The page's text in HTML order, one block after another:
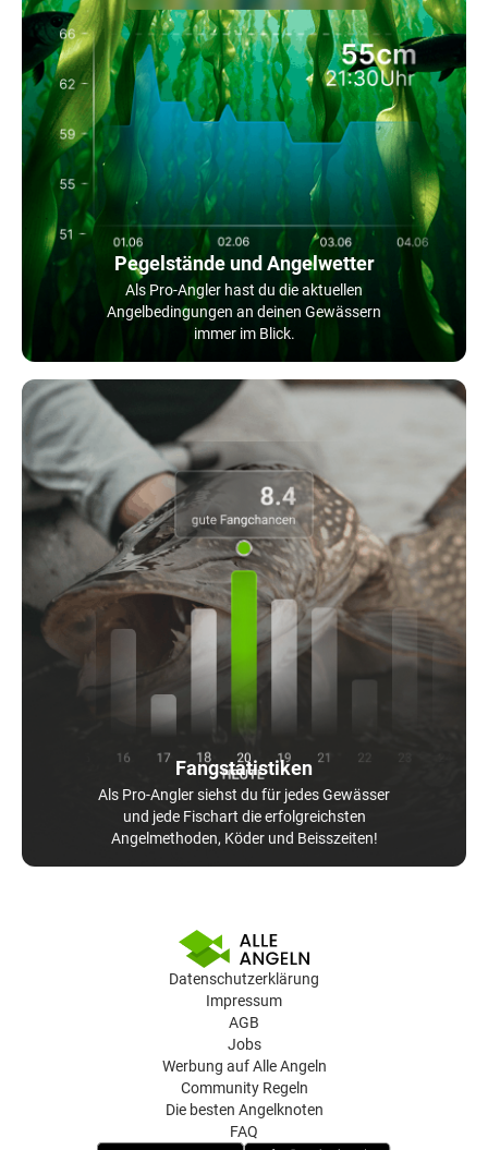
Pegelstände und Angelwetter
Als Pro-Angler hast du die aktuellen
Angelbedingungen an deinen Gewässern
immer im Blick.
Fangstatistiken
Als Pro-Angler siehst du für jedes Gewässer
und jede Fischart die erfolgreichsten
Angelmethoden, Köder und Beisszeiten!
Datenschutzerklärung
Impressum
AGB
Jobs
Werbung auf Alle Angeln
Community Regeln
Die besten Angelknoten
FAQ